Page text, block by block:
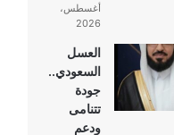
أغسطس،
2026
العسل
السعودي..
جودة
تتنامى
ودعم